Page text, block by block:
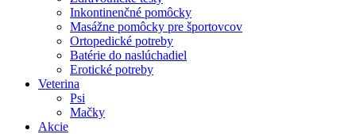
Inkontinenčné pomôcky
Masážne pomôcky pre športovcov
Ortopedické potreby
Batérie do naslúchadiel
Erotické potreby
Veterina
Psi
Mačky
Akcie